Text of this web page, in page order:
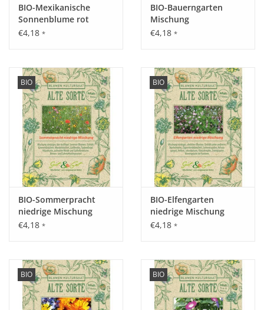
Kultur:
Saattiefe: 1 - 2 cm.
Standort:
Sonnig, wenn möglich windgeschützt, feuchter,
nährstoffreicher, tiefgründiger und eher lehmiger Boden.
Ernte / Blüte:
Juni - September.
Verwendung:
Ein absoluter Blickfang im Beet, zählt zu den Leitstauden.
Wichtig bei der Gartenplanung und eine echter
BIO-Mexikanische
Sonnenblume rot
€4,18 *
BIO-Bauerngarten
Mischung
€4,18 *
BIO
BIO-Sommerpracht
niedrige Mischung
€4,18 *
BIO
BIO-Elfengarten
niedrige Mischung
€4,18 *
BIO BIO